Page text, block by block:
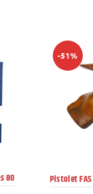
80
-51%
Pistolet